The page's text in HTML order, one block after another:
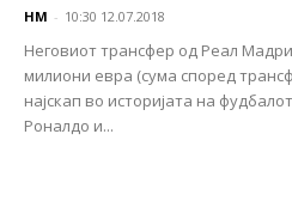
НМ - 10:30 12.07.2018
Неговиот трансфер од Реал
милиони евра (сума според
најскап во историјата на
Роналдо и...